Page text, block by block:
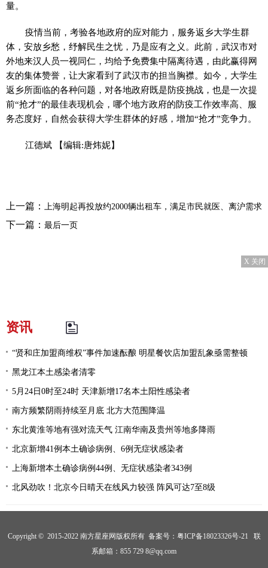
量。
疫情当前，考验各地政府的应对能力，服务返乡大学生群
体，安放乡愁，纾解民生之忧，乃是应有之义。此前，武汉市对
外地来汉人员一视同仁，均给予免费集中隔离待遇，由此赢得网
友的集体赞誉，让大家看到了武汉市的担当胸襟。如今，大学生
返乡所面临的各种问题，对各地政府既是防疫挑战，也是一次提
前“抢才”的最佳表现机会，哪个地方政府的防疫工作效率高、服
务态度好，自然会获得大学生群体的好感，增加“抢才”竞争力。
江德斌 【编辑:唐炜妮】
上一篇： 上海明起再投放约2000辆出租车，满足市民就医、离沪需求
下一篇： 最后一页
X 关闭
资讯
“贤和庄加盟商维权”事件加速酝酿 明星餐饮店加盟乱象亟需整顿
黑龙江本土感染者清零
5月24日0时至24时 天津新增17名本土阳性感染者
南方频繁阴雨持续至月底 北方大范围降温
东北黄淮等地有强对流天气 江南华南及贵州等地多降雨
北京新增41例本土确诊病例、6例无症状感染者
上海新增本土确诊病例44例、无症状感染者343例
北风劲吹！北京今日晴天在线风力较强 阵风可达7至8级
Copyright © 2015-2022 南方星座网版权所有 备案号： 粤ICP备18023326号-21 联
系邮箱：855 729 8@qq.com